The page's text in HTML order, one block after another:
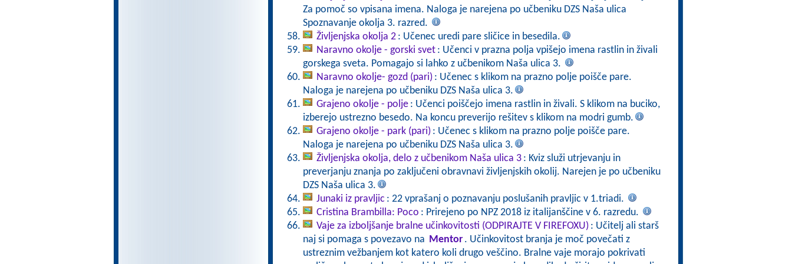
Za pomoč so vpisana imena. Naloga je narejena po učbeniku DZS Naša ulica
Spoznavanje okolja 3. razred.
Življenjska okolja 2 : Učenec uredi pare sličice in besedila.
Naravno okolje - gorski svet : Učenci v prazna polja vpišejo imena rastlin in živali
gorskega sveta. Pomagajo si lahko z učbenikom Naša ulica 3.
Naravno okolje- gozd (pari) : Učenec s klikom na prazno polje poišče pare.
Naloga je narejena po učbeniku DZS Naša ulica 3.
Grajeno okolje - polje : Učenci poiščejo imena rastlin in živali. S klikom na buciko,
izberejo ustrezno besedo. Na koncu preverijo rešitev s klikom na modri gumb.
Grajeno okolje - park (pari) : Učenec s klikom na prazno polje poišče pare.
Naloga je narejena po učbeniku DZS Naša ulica 3.
Življenjska okolja, delo z učbenikom Naša ulica 3 : Kviz služi utrjevanju in
preverjanju znanja po zaključeni obravnavi življenjskih okolij. Narejen je po učbeniku
DZS Naša ulica 3.
Junaki iz pravljic : 22 vprašanj o poznavanju poslušanih pravljic v 1.triadi.
Cristina Brambilla: Poco : Prirejeno po NPZ 2018 iz italijanščine v 6. razredu.
Vaje za izboljšanje bralne učinkovitosti (ODPIRAJTE V FIREFOXU) : Učitelj ali starš
naj si pomaga s povezavo na Mentor . Učinkovitost branja je moč povečati z
ustreznim vežbanjem kot katero koli drugo veščino. Bralne vaje morajo pokrivati